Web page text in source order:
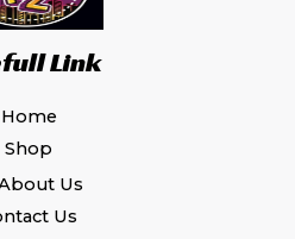
Link
Home
Shop
Us
Us